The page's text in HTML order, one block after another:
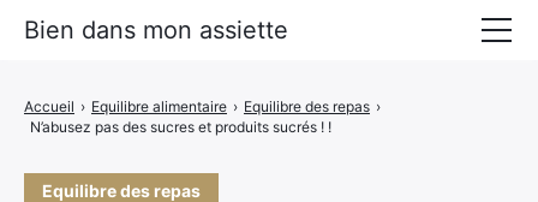
Equilibre des repas
Accueil › Equilibre alimentaire › Equilibre des repas ›
N’abusez pas des sucres et produits sucrés ! !
Bien dans mon assiette
Prévenir les maladies
Livres Alimentation santé